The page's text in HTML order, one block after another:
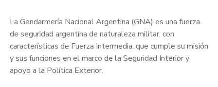
La Gendarmería Nacional Argentina (GNA) es una fuerza
de seguridad argentina de naturaleza militar, con
características de Fuerza Intermedia, que cumple su misión
y sus funciones en el marco de la Seguridad Interior y
apoyo a la Política Exterior.